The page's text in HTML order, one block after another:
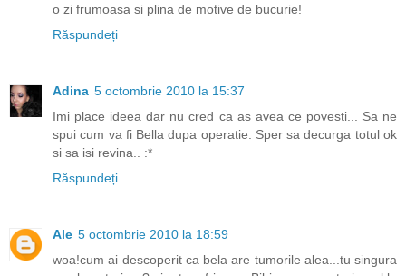
o zi frumoasa si plina de motive de bucurie!
Răspundeți
Adina 5 octombrie 2010 la 15:37
Imi place ideea dar nu cred ca as avea ce povesti... Sa ne
spui cum va fi Bella dupa operatie. Sper sa decurga totul ok
si sa isi revina.. :*
Răspundeți
Ale 5 octombrie 2010 la 18:59
woa!cum ai descoperit ca bela are tumorile alea...tu singura